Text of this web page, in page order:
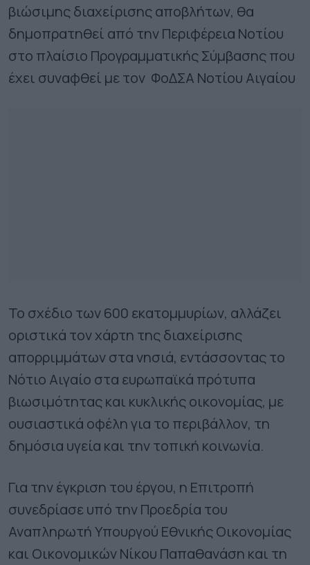
βιώσιμης διαχείρισης αποβλήτων, θα
δημοπρατηθεί από την Περιφέρεια Νοτίου
στο πλαίσιο Προγραμματικής Σύμβασης που
έχει συναφθεί με τον ΦοΔΣΑ Νοτίου Αιγαίου
Το σχέδιο των 600 εκατομμυρίων, αλλάζει
οριστικά τον χάρτη της διαχείρισης
απορριμμάτων στα νησιά, εντάσσοντας το
Νότιο Αιγαίο στα ευρωπαϊκά πρότυπα
βιωσιμότητας και κυκλικής οικονομίας, με
ουσιαστικά οφέλη για το περιβάλλον, τη
δημόσια υγεία και την τοπική κοινωνία.
Για την έγκριση του έργου, η Επιτροπή
συνεδρίασε υπό την Προεδρία του
Αναπληρωτή Υπουργού Εθνικής Οικονομίας
και Οικονομικών Νίκου Παπαθανάση και τη